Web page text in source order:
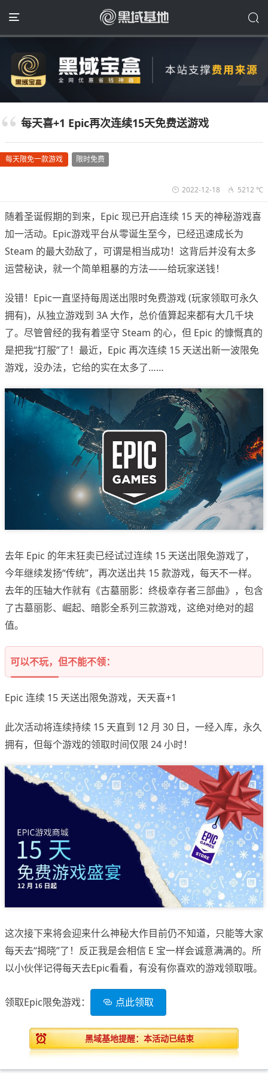
每天喜+1 Epic再次连续15天免费送游戏
每天限免一款游戏 限时免费
2022-12-18 5212 ℃
随着圣诞假期的到来，Epic 现已开启连续 15 天的神秘游戏喜
加一活动。Epic游戏平台从零诞生至今，已经迅速成长为
Steam 的最大劲敌了，可谓是相当成功！这背后并没有太多
运营秘诀，就一个简单粗暴的方法——给玩家送钱！
没错！Epic一直坚持每周送出限时免费游戏 (玩家领取可永久
拥有)，从独立游戏到 3A 大作，总价值算起来都有大几千块
了。尽管曾经的我有着坚守 Steam 的心，但 Epic 的慷慨真的
是把我“打服”了！最近，Epic 再次连续 15 天送出新一波限免
游戏，没办法，它给的实在太多了……
去年 Epic 的年末狂卖已经试过连续 15 天送出限免游戏了，
今年继续发扬“传统”，再次送出共 15 款游戏，每天不一样。
去年的压轴大作就有《古墓丽影：终极幸存者三部曲》，包含
了古墓丽影、崛起、暗影全系列三款游戏，这绝对绝对的超
值。
可以不玩，但不能不领：
Epic 连续 15 天送出限免游戏，天天喜+1
此次活动将连续持续 15 天直到 12 月 30 日，一经入库，永久
拥有，但每个游戏的领取时间仅限 24 小时！
这次接下来将会迎来什么神秘大作目前仍不知道，只能等大家
每天去“揭晓”了！反正我是会相信 E 宝一样会诚意满满的。所
以小伙伴记得每天去Epic看看，有没有你喜欢的游戏领取哦。
领取Epic限免游戏： 点此领取
黑域基地提醒：本活动已结束